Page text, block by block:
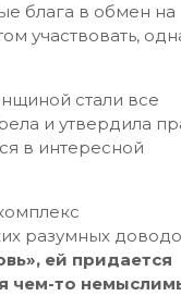
блага в обмен на
участвовать,
стали все
и утвердила
в интересной
разумных
ей придается
чем-то